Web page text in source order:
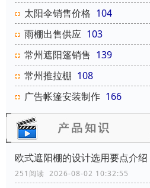
太阳伞销售价格 104
雨棚出售供应 103
常州遮阳篷销售 139
常州推拉棚 108
广告帐篷安装制作 166
欧式遮阳棚的设计选用要点介绍
251阅读 2026-08-02 10:32:55